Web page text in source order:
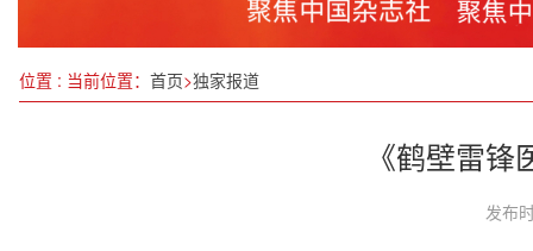
位置 : 当前位置： 首页>独家报道
《鹤壁雷
发布